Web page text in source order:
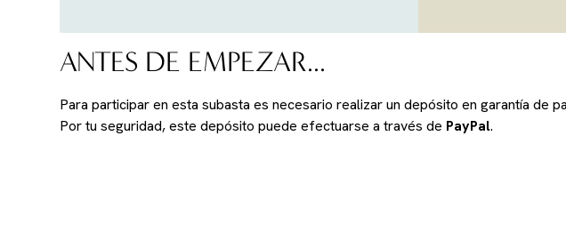
ANTES DE EMPEZAR...
Para participar en esta subasta es necesario realizar un depósito en garantía de
Por tu seguridad, este depósito puede efectuarse a través de PayPal.